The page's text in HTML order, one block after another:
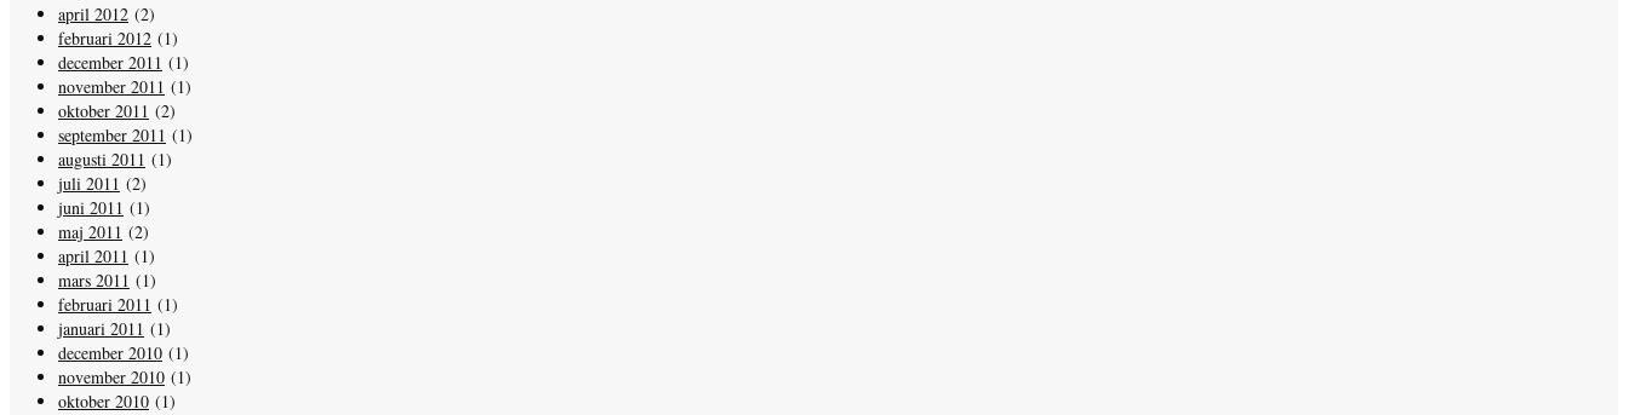
april 2012 (2)
februari 2012 (1)
december 2011 (1)
november 2011 (1)
oktober 2011 (2)
september 2011 (1)
augusti 2011 (1)
juli 2011 (2)
juni 2011 (1)
maj 2011 (2)
april 2011 (1)
mars 2011 (1)
februari 2011 (1)
januari 2011 (1)
december 2010 (1)
november 2010 (1)
oktober 2010 (1)